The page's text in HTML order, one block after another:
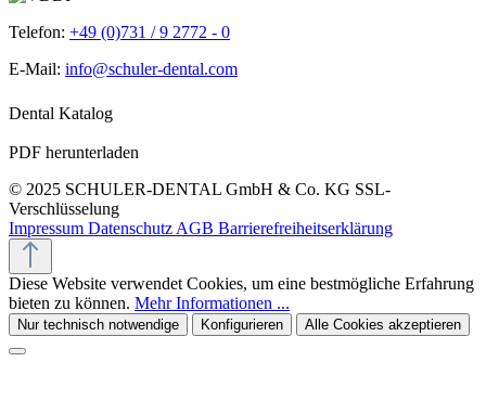
Telefon: +49 (0)731 / 9 2772 - 0
E-Mail: info@schuler-dental.com
Dental Katalog
PDF herunterladen
© 2025 SCHULER-DENTAL GmbH & Co. KG SSL-
Verschlüsselung
Impressum Datenschutz AGB Barrierefreiheitserklärung
Diese Website verwendet Cookies, um eine bestmögliche Erfahrung
bieten zu können. Mehr Informationen ...
Nur technisch notwendige Konfigurieren Alle Cookies akzeptieren